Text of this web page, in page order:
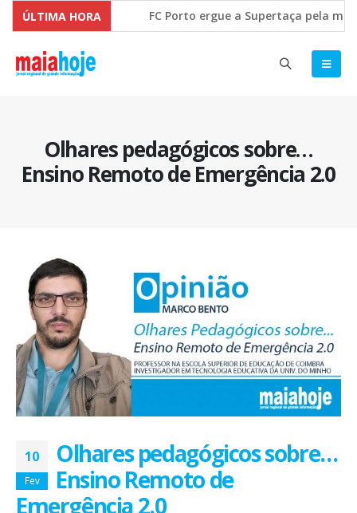
ÚLTIMA HORA FC Porto ergue a Supertaça pela
Comissão Europeia quer ouvir as
Olhares pedagógicos sobre…
Ensino Remoto de Emergência 2.0
10
Fev
Olhares pedagógicos sobre…
Ensino Remoto de
Emergência 2.0